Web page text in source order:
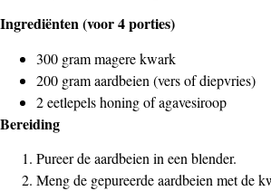
Ingrediënten (voor 4 porties)
300 gram magere kwark
200 gram aardbeien (vers of diepvries)
2 eetlepels honing of agavesiroop
Bereiding
Pureer de aardbeien in een blender.
Meng de gepureerde aardbeien met de